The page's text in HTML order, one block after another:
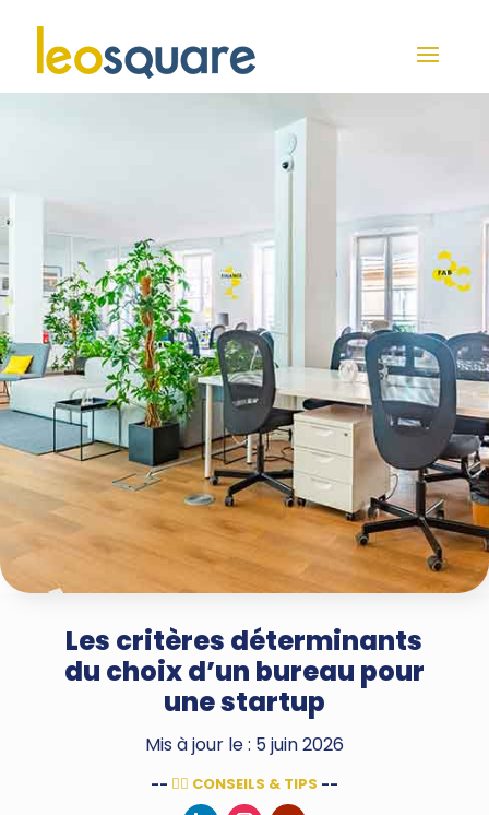
Les critères déterminants
du choix d’un bureau pour
une startup
Mis à jour le : 5 juin 2026
-- 👌🏻 CONSEILS & TIPS --